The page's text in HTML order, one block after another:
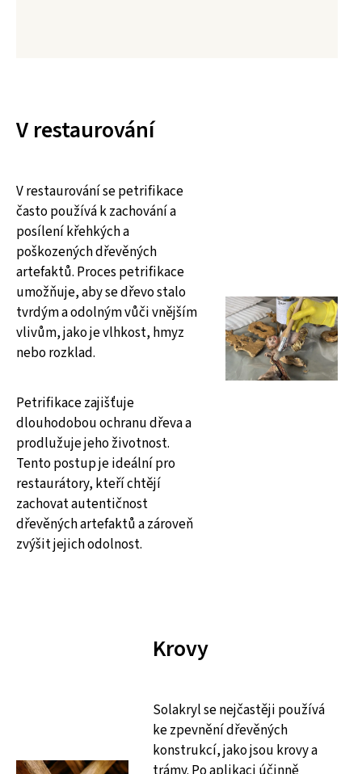
V restaurování
V restaurování se petrifikace
často používá k zachování a
posílení křehkých a
poškozených dřevěných
artefaktů. Proces petrifikace
umožňuje, aby se dřevo stalo
tvrdým a odolným vůči vnějším
vlivům, jako je vlhkost, hmyz
nebo rozklad.
Petrifikace zajišťuje
dlouhodobou ochranu dřeva a
prodlužuje jeho životnost.
Tento postup je ideální pro
restaurátory, kteří chtějí
zachovat autentičnost
dřevěných artefaktů a zároveň
zvýšit jejich odolnost.
Krovy
Solakryl se nejčastěji používá
ke zpevnění dřevěných
konstrukcí, jako jsou krovy a